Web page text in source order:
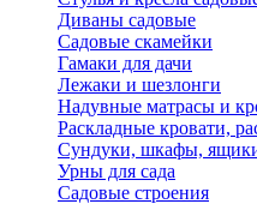
Диваны садовые
Садовые скамейки
Гамаки для дачи
Лежаки и шезлонги
Надувные матрасы и
Раскладные кровати,
Сундуки, шкафы,
Урны для сада
Садовые строения